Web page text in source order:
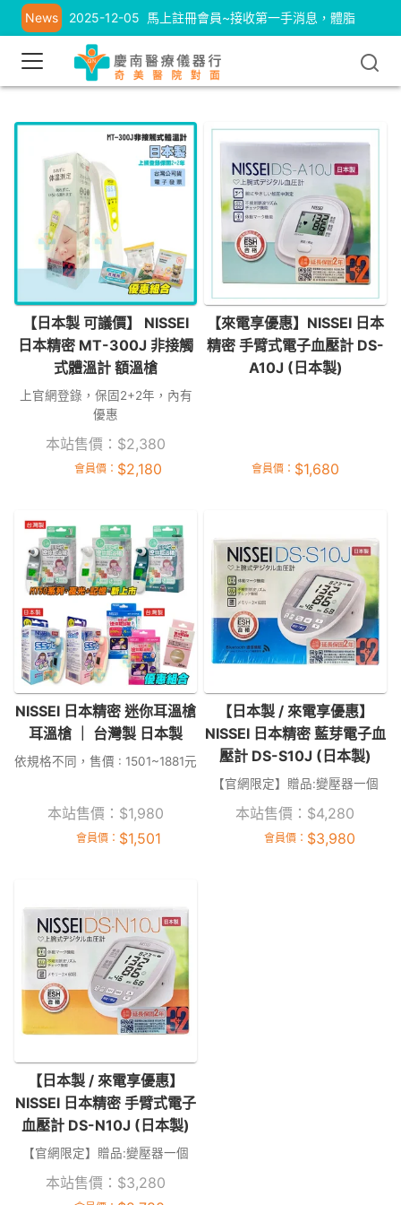
News 2025-12-05 馬上註冊會員~接收第一手消息，體脂
計、耳溫槍優惠中
【日本製 可議價】 NISSEI
日本精密 MT-300J 非接觸
式體溫計 額溫槍
上官網登錄，保固2+2年，內有
優惠
本站售價： $2,380
會員價： $2,180
【來電享優惠】NISSEI 日本
精密 手臂式電子血壓計 DS-
A10J (日本製)
會員價： $1,680
NISSEI 日本精密 迷你耳溫槍
耳溫槍 ｜ 台灣製 日本製
依規格不同，售價 : 1501~1881元
本站售價： $1,980
會員價： $1,501
【日本製 / 來電享優惠】
NISSEI 日本精密 藍芽電子血
壓計 DS-S10J (日本製)
【官網限定】贈品:變壓器一個
本站售價： $4,280
會員價： $3,980
【日本製 / 來電享優惠】
NISSEI 日本精密 手臂式電子
血壓計 DS-N10J (日本製)
【官網限定】贈品:變壓器一個
本站售價： $3,280